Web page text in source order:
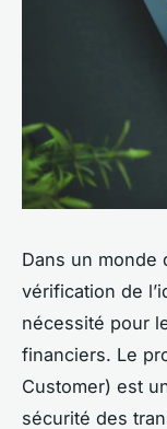
Dans un monde
vérification de
nécessité pour
financiers. Le
Customer) est
sécurité des